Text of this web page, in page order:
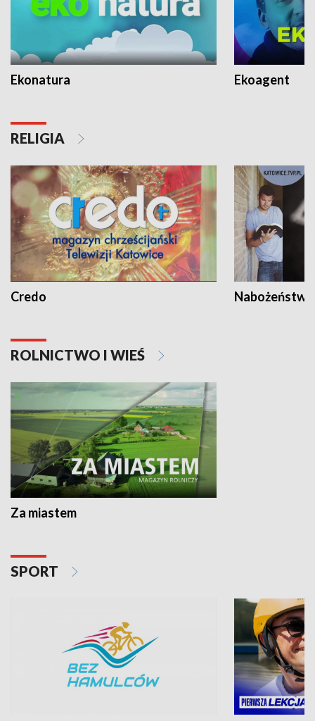
Ekonatura Ekoagent
RELIGIA
Credo
ROLNICTWO I WIEŚ
Za miastem
SPORT